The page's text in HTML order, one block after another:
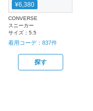
¥6,380
CONVERSE
スニーカー
サイズ： 5.5
着用コーデ： 837件
探す